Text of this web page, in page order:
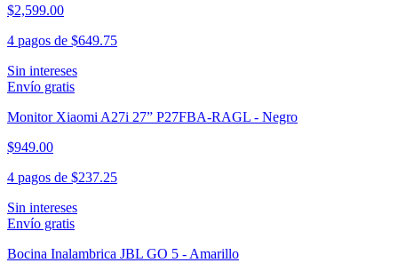
$2,599.00
4 pagos de $649.75
Sin intereses
Envío gratis
Monitor Xiaomi A27i 27” P27FBA-RAGL - Negro
$949.00
4 pagos de $237.25
Sin intereses
Envío gratis
Bocina Inalambrica JBL GO 5 - Amarillo